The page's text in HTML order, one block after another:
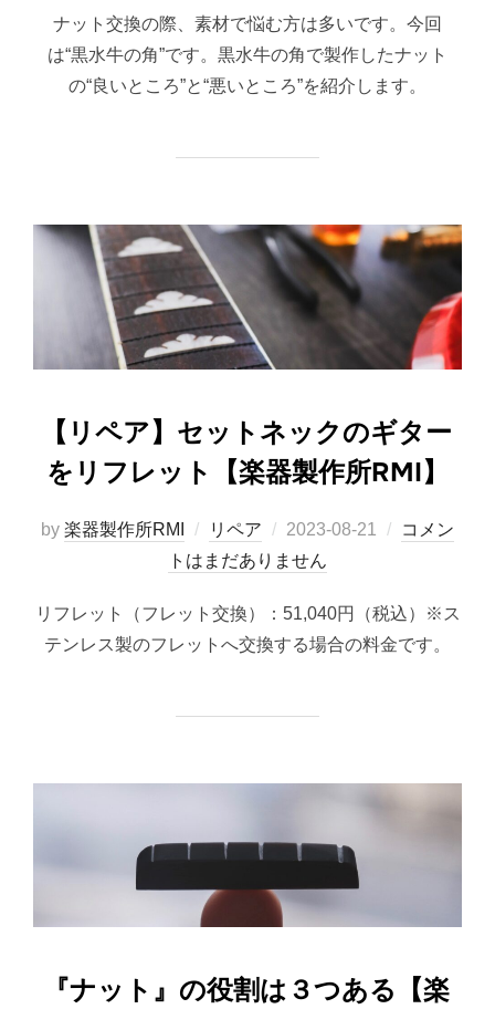
ナット交換の際、素材で悩む方は多いです。今回
は“黒水牛の角”です。黒水牛の角で製作したナット
の“良いところ”と“悪いところ”を紹介します。
【リペア】セットネックのギター
をリフレット【楽器製作所RMI】
by 楽器製作所RMI リペア
投
稿
2023-08-21
コメン
トはまだありません
リフレット（フレット交換）：51,040円（税込）※ス
テンレス製のフレットへ交換する場合の料金です。
『ナット』の役割は３つある【楽